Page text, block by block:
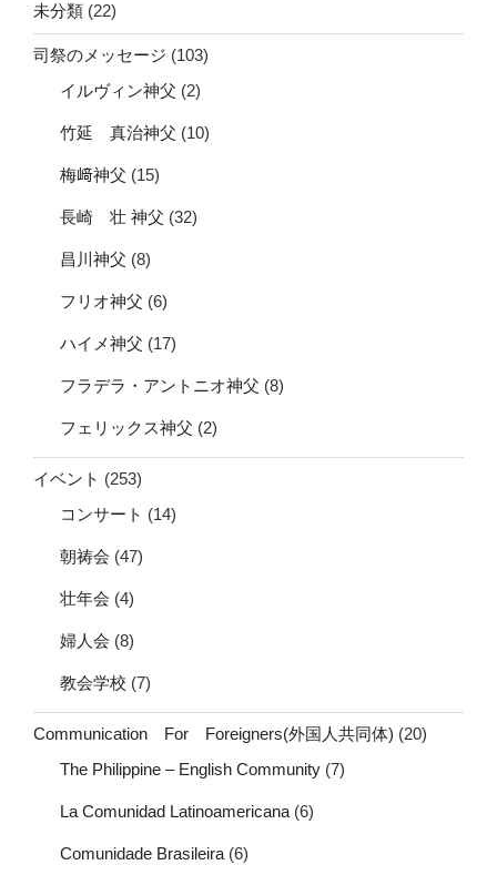
未分類 (22)
司祭のメッセージ (103)
イルヴィン神父 (2)
竹延 真治神父 (10)
梅﨑神父 (15)
長崎 壮 神父 (32)
昌川神父 (8)
フリオ神父 (6)
ハイメ神父 (17)
フラデラ・アントニオ神父 (8)
フェリックス神父 (2)
イベント (253)
コンサート (14)
朝祷会 (47)
壮年会 (4)
婦人会 (8)
教会学校 (7)
Communication For Foreigners(外国人共同体) (20)
The Philippine – English Community (7)
La Comunidad Latinoamericana (6)
Comunidade Brasileira (6)